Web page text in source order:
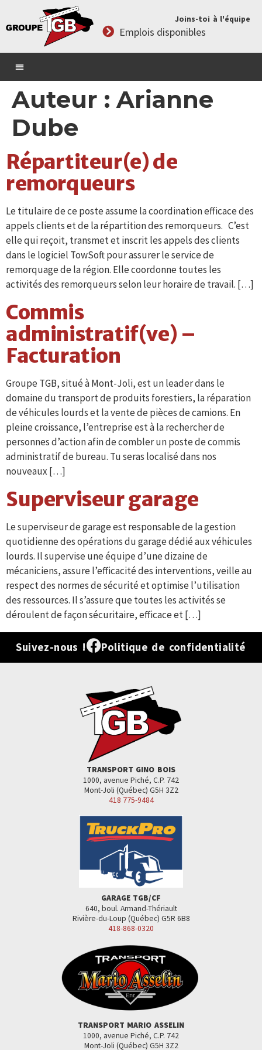
Joins-toi à l'équipe
Emplois disponibles
Auteur :Arianne
Dube
Répartiteur(e) de
remorqueurs
Le titulaire de ce poste assume la coordination efficace des
appels clients et de la répartition des remorqueurs. C’est
elle qui reçoit, transmet et inscrit les appels des clients
dans le logiciel TowSoft pour assurer le service de
remorquage de la région. Elle coordonne toutes les
activités des remorqueurs selon leur horaire de travail. […]
Commis
administratif(ve) –
Facturation
Groupe TGB, situé à Mont-Joli, est un leader dans le
domaine du transport de produits forestiers, la réparation
de véhicules lourds et la vente de pièces de camions. En
pleine croissance, l’entreprise est à la rechercher de
personnes d’action afin de combler un poste de commis
administratif de bureau. Tu seras localisé dans nos
nouveaux […]
Superviseur garage
Le superviseur de garage est responsable de la gestion
quotidienne des opérations du garage dédié aux véhicules
lourds. Il supervise une équipe d’une dizaine de
mécaniciens, assure l’efficacité des interventions, veille au
respect des normes de sécurité et optimise l’utilisation
des ressources. Il s’assure que toutes les activités se
déroulent de façon sécuritaire, efficace et […]
Suivez-nous ! Politique de confidentialité
TRANSPORT GINO BOIS
1000, avenue Piché, C.P. 742
Mont-Joli (Québec) G5H 3Z2
418 775-9484
GARAGE TGB/CF
640, boul. Armand-Thériault
Rivière-du-Loup (Québec) G5R 6B8
418-868-0320
TRANSPORT MARIO ASSELIN
1000, avenue Piché, C.P. 742
Mont-Joli (Québec) G5H 3Z2